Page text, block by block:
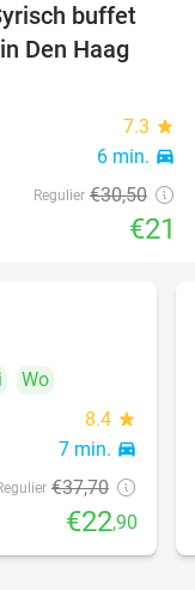
31%
buffet
Den Haag
7.3 star
6 min. directions_car
Regulier €30,50
€21
Wo
8.4 star
7 min. directions_car
€37,70
€22,90